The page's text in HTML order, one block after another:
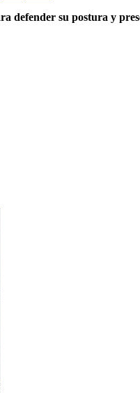
defender su postura y